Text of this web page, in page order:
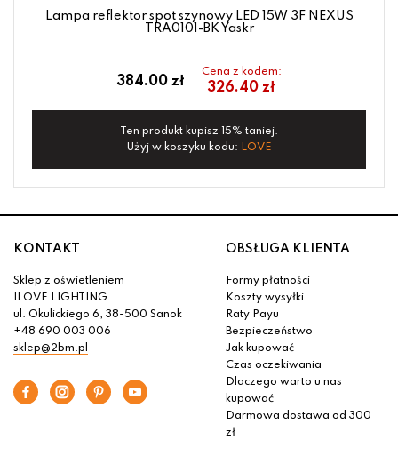
Lampa reflektor spot szynowy LED 15W 3F NEXUS
TRA0101-BK Yaskr
384.00 zł
Cena z kodem:
326.40 zł
Ten produkt kupisz 15% taniej.
Użyj w koszyku kodu: LOVE
KONTAKT
Sklep z oświetleniem
ILOVE LIGHTING
ul. Okulickiego 6, 38-500 Sanok
+48 690 003 006
sklep@2bm.pl
OBSŁUGA KLIENTA
Formy płatności
Koszty wysyłki
Raty Payu
Bezpieczeństwo
Jak kupować
Czas oczekiwania
Dlaczego warto u nas
kupować
Darmowa dostawa od 300
zł